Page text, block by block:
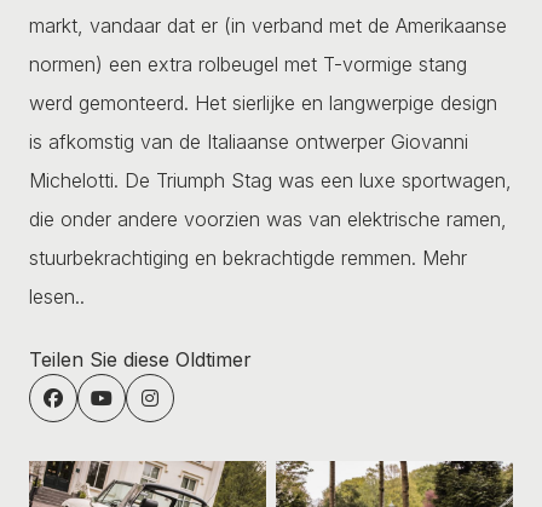
markt, vandaar dat er (in verband met de Amerikaanse
normen) een extra rolbeugel met T-vormige stang
werd gemonteerd. Het sierlijke en langwerpige design
is afkomstig van de Italiaanse ontwerper Giovanni
Michelotti. De Triumph Stag was een luxe sportwagen,
die onder andere voorzien was van elektrische ramen,
stuurbekrachtiging en bekrachtigde remmen. Mehr
lesen..
Teilen Sie diese Oldtimer